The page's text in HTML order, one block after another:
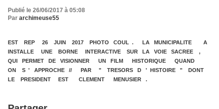
Publié le 26/06/2017 à 05:08
Par archimeuse55
EST REP 26 JUIN 2017 PHOTO COUL . LA MUNICIPALITE A
INSTALLE UNE BORNE INTERACTIVE SUR LA VOIE SACREE ,
QUI PERMET DE VISIONNER UN FILM HISTORIQUE QUAND
ON S ' APPROCHE // PAR " TRESORS D ' HISTOIRE " DONT
LE PRESIDENT EST CLEMENT MENUSIER .